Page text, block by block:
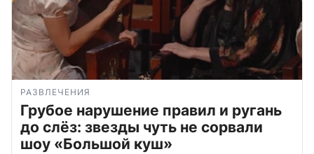
РАЗВЛЕЧЕНИЯ
Грубое нарушение правил и ругань
до слёз: звезды чуть не сорвали
шоу «Большой куш»